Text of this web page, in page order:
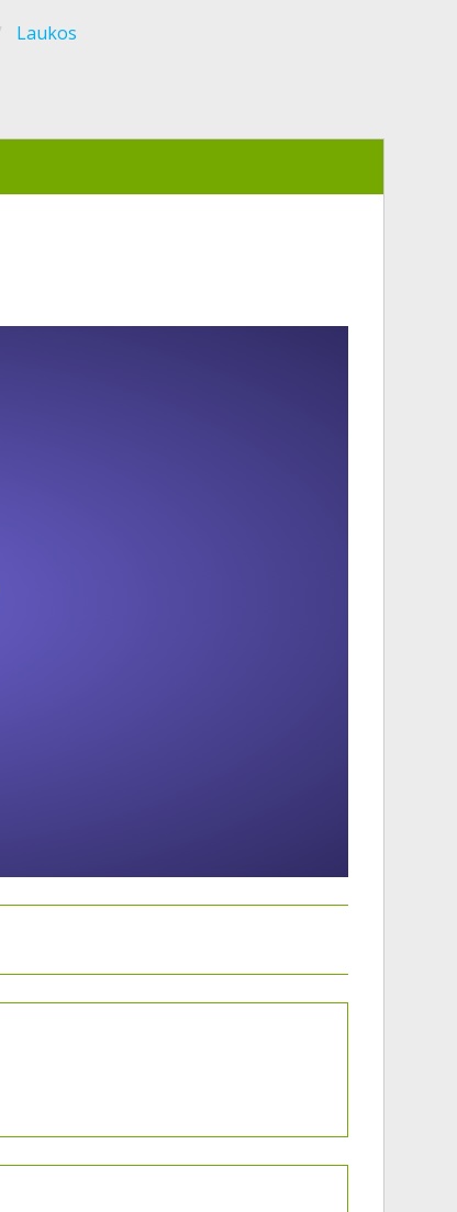
Laukos